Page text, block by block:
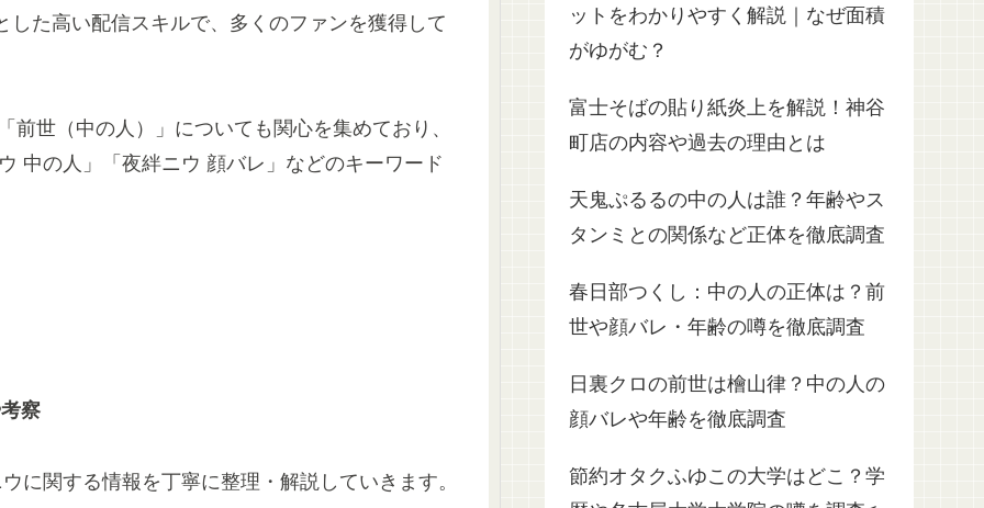
た高い配信スキルで、多くのファンを獲得して
世（中の人）」についても関心を集めており、
中の人」「夜絆ニウ 顔バレ」などのキーワード
察
に関する情報を丁寧に整理・解説していきます。
ットをわかりやすく解説｜なぜ面積
がゆがむ？
富士そばの貼り紙炎上を解説！神谷
町店の内容や過去の理由とは
天鬼ぷるるの中の人は誰？年齢やス
タンミとの関係など正体を徹底調査
春日部つくし：中の人の正体は？前
世や顔バレ・年齢の噂を徹底調査
日裏クロの前世は檜山律？中の人の
顔バレや年齢を徹底調査
節約オタクふゆこの大学はどこ？学